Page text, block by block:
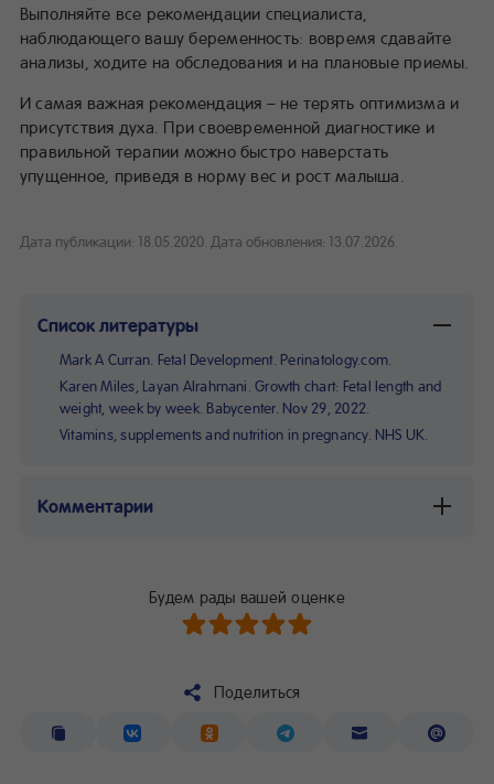
Выполняйте все рекомендации специалиста,
наблюдающего вашу беременность: вовремя сдавайте
анализы, ходите на обследования и на плановые приемы.
И самая важная рекомендация – не терять оптимизма и
присутствия духа. При своевременной диагностике и
правильной терапии можно быстро наверстать
упущенное, приведя в норму вес и рост малыша.
Дата публикации: 18.05.2020. Дата обновления: 13.07.2026.
Список литературы
Mark A Curran. Fetal Development. Perinatology.com.
Karen Miles, Layan Alrahmani. Growth chart: Fetal length and
weight, week by week. Babycenter. Nov 29, 2022.
Vitamins, supplements and nutrition in pregnancy. NHS UK.
Комментарии
Будем рады вашей оценке
Поделиться